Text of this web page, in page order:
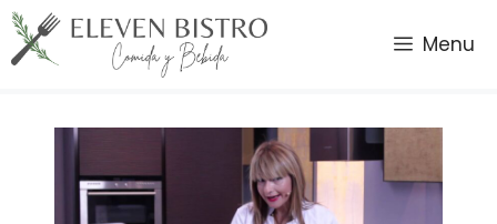
Saltar
al
contenido
Menu